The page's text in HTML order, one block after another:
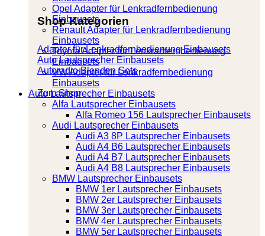
Shop Kategorien
Adapter für Lenkradfernbedienung Einbausets
Auto Lautsprecher Einbausets
Autoradio Blenden Sets
Zum Shop
Opel Adapter für Lenkradfernbedienung
Einbausets
Renault Adapter für Lenkradfernbedienung
Einbausets
Toyota Adapter für Lenkradfernbedienung
Einbausets
VW Adapter für Lenkradfernbedienung
Einbausets
Auto Lautsprecher Einbausets
Alfa Lautsprecher Einbausets
Alfa Romeo 156 Lautsprecher Einbausets
Audi Lautsprecher Einbausets
Audi A3 8P Lautsprecher Einbausets
Audi A4 B6 Lautsprecher Einbausets
Audi A4 B7 Lautsprecher Einbausets
Audi A4 B8 Lautsprecher Einbausets
BMW Lautsprecher Einbausets
BMW 1er Lautsprecher Einbausets
BMW 2er Lautsprecher Einbausets
BMW 3er Lautsprecher Einbausets
BMW 4er Lautsprecher Einbausets
BMW 5er Lautsprecher Einbausets